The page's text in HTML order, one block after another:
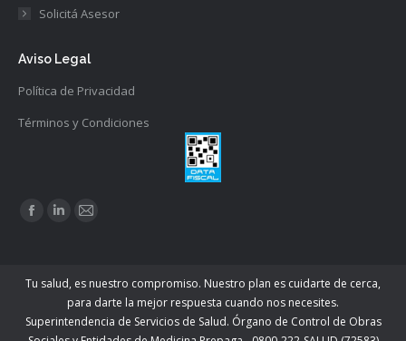
Solicitá Asesor
Aviso Legal
Política de Privacidad
Términos y Condiciones
Find us on:
Facebook
in
new
Linkedin
in
new
Mail
in
new
Tu salud, es nuestro compromiso. Nuestro plan es cuidarte de cerca,
para darte la mejor respuesta cuando nos necesites.
Superintendencia de Servicios de Salud. Órgano de Control de Obras